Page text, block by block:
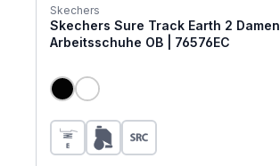
Skechers
Skechers Sure Track Earth 2 Damen
Arbeitsschuhe OB | 76576EC